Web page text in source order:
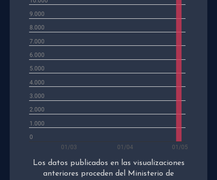
Los datos publicados en las visualizaciones
anteriores proceden del Ministerio de